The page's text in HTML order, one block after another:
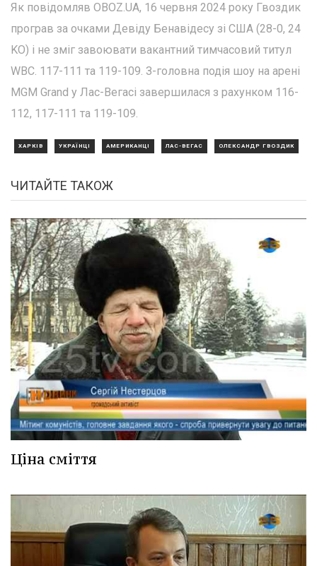
Як повідомляв OBOZ.UA, 16 червня 2024 року Гвоздик
програв за очками Девіду Бенавідесу зі США (28-0, 24
KO) і не зміг завоювати вакантний тимчасовий титул
WBC. 117-111 та 119-109. З-головна подія шоу на арені
MGM Grand у Лас-Вегасі завершилася з рахунком 116-
112, 117-111 та 119-109.
ХАРКІВ УКРАЇНЦІ АМЕРИКАНЦІ ЛАС-ВЕГАС ОЛЕКСАНДР ГВОЗДИК
ЧИТАЙТЕ ТАКОЖ
Ціна сміття